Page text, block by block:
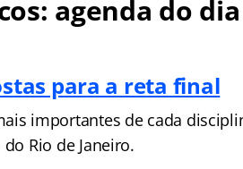
agenda do
para a reta final
importantes de cada
Rio de Janeiro.